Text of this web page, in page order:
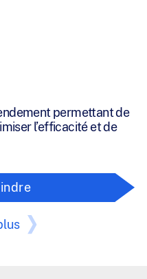
permettant de
l’efficacité et de